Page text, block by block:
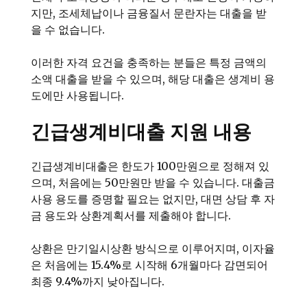
지만, 조세체납이나 금융질서 문란자는 대출을 받
을 수 없습니다.
이러한 자격 요건을 충족하는 분들은 특정 금액의
소액 대출을 받을 수 있으며, 해당 대출은 생계비 용
도에만 사용됩니다.
긴급생계비대출 지원 내용
긴급생계비대출은 한도가 100만원으로 정해져 있
으며, 처음에는 50만원만 받을 수 있습니다. 대출금
사용 용도를 증명할 필요는 없지만, 대면 상담 후 자
금 용도와 상환계획서를 제출해야 합니다.
상환은 만기일시상환 방식으로 이루어지며, 이자율
은 처음에는 15.4%로 시작해 6개월마다 감면되어
최종 9.4%까지 낮아집니다.